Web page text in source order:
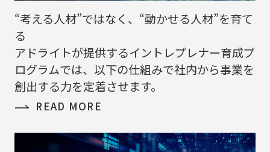
“考える人材”ではなく、“動かせる人材”を育て
る
アドライトが提供するイントレプレナー育成プ
ログラムでは、以下の仕組みで社内から事業を
創出する力を定着させます。
READ MORE